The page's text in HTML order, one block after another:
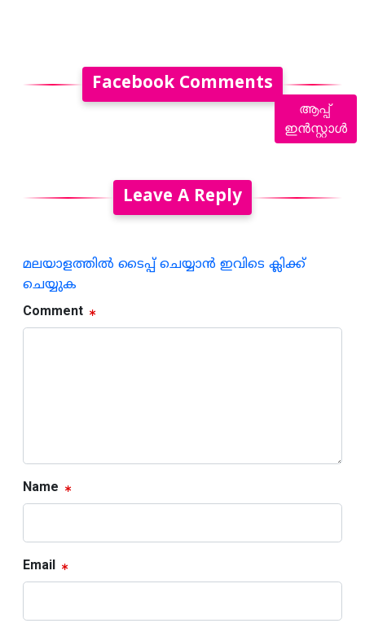
Facebook Comments
Leave A Reply
മലയാളത്തില്‍ ടൈപ്പ് ചെയ്യാന്‍ ഇവിടെ ക്ലിക്ക്
ചെയ്യുക
Comment
Name
Email
ആപ്പ്
ഇൻസ്റ്റാൾ